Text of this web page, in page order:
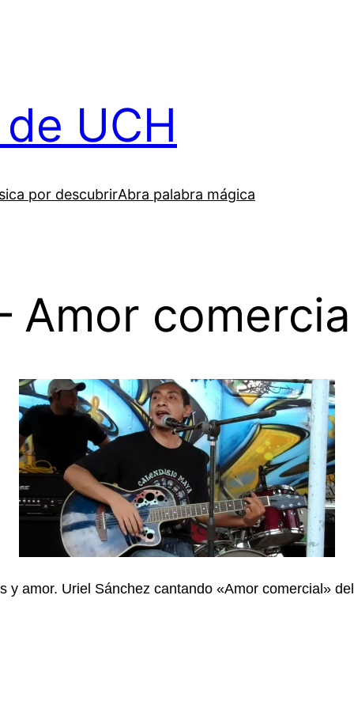
UCH
por descubrirAbra palabra mágica
Amor
y amor. Uriel Sánchez cantando «Amor comercial»